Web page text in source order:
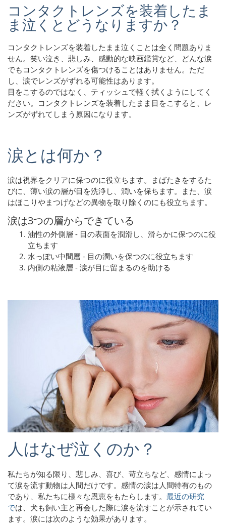
コンタクトレンズを装着したま
ま泣くとどうなりますか？
コンタクトレンズを装着したまま泣くことは全く問題ありま
せん。笑い泣き、悲しみ、感動的な映画鑑賞など、どんな涙
でもコンタクトレンズを傷つけることはありません。ただ
し、涙でレンズがずれる可能性はあります。
目をこするのではなく、ティッシュで軽く拭くようにしてく
ださい。コンタクトレンズを装着したまま目をこすると、レ
ンズがずれてしまう原因になります。
涙とは何か？
涙は視界をクリアに保つのに役立ちます。まばたきをするた
びに、薄い涙の層が目を洗浄し、潤いを保ちます。また、涙
はほこりやまつげなどの異物を取り除くのにも役立ちます。
涙は3つの層からできている
油性の外側層 - 目の表面を潤滑し、滑らかに保つのに役
立ちます
水っぽい中間層 - 目の潤いを保つのに役立ちます
内側の粘液層 - 涙が目に留まるのを助ける
人はなぜ泣くのか？
私たちが知る限り、悲しみ、喜び、苛立ちなど、感情によっ
て涙を流す動物は人間だけです。感情の涙は人間特有のもの
であり、私たちに様々な恩恵をもたらします。 最近の研究
では、犬も飼い主と再会した際に涙を流すことが示されてい
ます。涙には次のような効果があります。